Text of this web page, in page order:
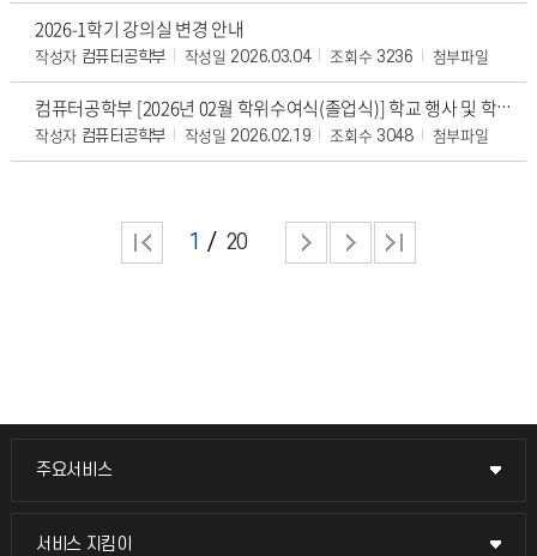
2026-1학기 강의실 변경 안내
작성자 컴퓨터공학부 작성일 2026.03.04 조회수 3236 첨부파일
컴퓨터공학부 [2026년 02월 학위수여식(졸업식)] 학교 행사 및 학위증 배부 안내
작성자 컴퓨터공학부 작성일 2026.02.19 조회수 3048 첨부파일
1 20
주요서비스
주요서비스
교무회의방송
서비스 지킴이
서비스 지킴이